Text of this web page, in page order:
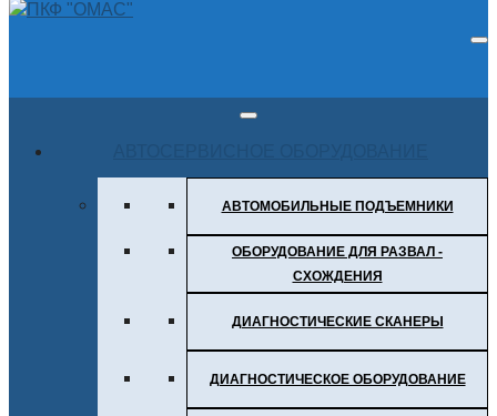
АВТОМОБИЛЬНЫЕ ПОДЪЕМНИКИ
ОБОРУДОВАНИЕ ДЛЯ РАЗВАЛ -
СХОЖДЕНИЯ
ДИАГНОСТИЧЕСКИЕ СКАНЕРЫ
ДИАГНОСТИЧЕСКОЕ ОБОРУДОВАНИЕ